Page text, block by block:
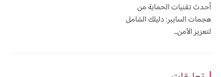
أحدث تقنيات الحماية من
هجمات السايبر: دليلك الشامل
لتعزيز الأمن...